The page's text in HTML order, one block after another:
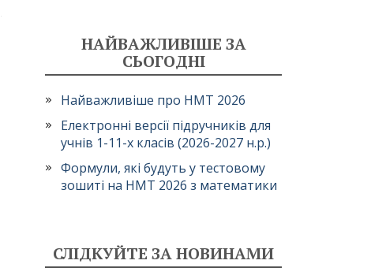
НАЙВАЖЛИВІШЕ ЗА
СЬОГОДНІ
Найважливіше про НМТ 2026
Електронні версії підручників для
учнів 1-11-х класів (2026-2027 н.р.)
Формули, які будуть у тестовому
зошиті на НМТ 2026 з математики
СЛІДКУЙТЕ ЗА НОВИНАМИ